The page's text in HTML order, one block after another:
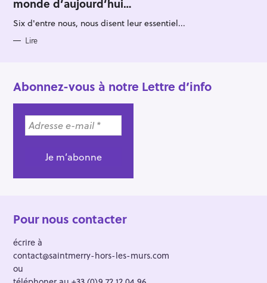
G
O
R
I
S
monde d’aujourd’hui…
Six d'entre nous, nous disent leur essentiel...
Lire
Abonnez-vous à notre Lettre d’info
Pour nous contacter
écrire à
contact@saintmerry-hors-les-murs.com
ou